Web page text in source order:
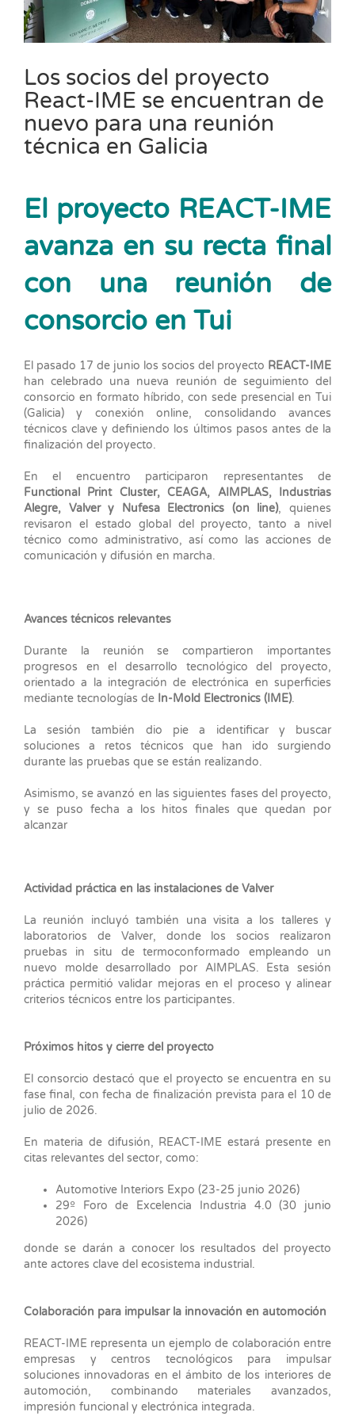
Los socios del proyecto
React-IME se encuentran de
nuevo para una reunión
técnica en Galicia
El proyecto REACT-IME
avanza en su recta final
con una reunión de
consorcio en Tui
El pasado 17 de junio los socios del proyecto REACT-IME
han celebrado una nueva reunión de seguimiento del
consorcio en formato híbrido, con sede presencial en Tui
(Galicia) y conexión online, consolidando avances
técnicos clave y definiendo los últimos pasos antes de la
finalización del proyecto.
En el encuentro participaron representantes de
Functional Print Cluster, CEAGA, AIMPLAS, Industrias
Alegre, Valver y Nufesa Electronics (on line), quienes
revisaron el estado global del proyecto, tanto a nivel
técnico como administrativo, así como las acciones de
comunicación y difusión en marcha.
Avances técnicos relevantes
Durante la reunión se compartieron importantes
progresos en el desarrollo tecnológico del proyecto,
orientado a la integración de electrónica en superficies
mediante tecnologías de In-Mold Electronics (IME).
La sesión también dio pie a identificar y buscar
soluciones a retos técnicos que han ido surgiendo
durante las pruebas que se están realizando.
Asimismo, se avanzó en las siguientes fases del proyecto,
y se puso fecha a los hitos finales que quedan por
alcanzar
Actividad práctica en las instalaciones de Valver
La reunión incluyó también una visita a los talleres y
laboratorios de Valver, donde los socios realizaron
pruebas in situ de termoconformado empleando un
nuevo molde desarrollado por AIMPLAS. Esta sesión
práctica permitió validar mejoras en el proceso y alinear
criterios técnicos entre los participantes.
Próximos hitos y cierre del proyecto
El consorcio destacó que el proyecto se encuentra en su
fase final, con fecha de finalización prevista para el 10 de
julio de 2026.
En materia de difusión, REACT-IME estará presente en
citas relevantes del sector, como:
Automotive Interiors Expo (23-25 junio 2026)
29º Foro de Excelencia Industria 4.0 (30 junio
2026)
donde se darán a conocer los resultados del proyecto
ante actores clave del ecosistema industrial.
Colaboración para impulsar la innovación en automoción
REACT-IME representa un ejemplo de colaboración entre
empresas y centros tecnológicos para impulsar
soluciones innovadoras en el ámbito de los interiores de
automoción, combinando materiales avanzados,
impresión funcional y electrónica integrada.